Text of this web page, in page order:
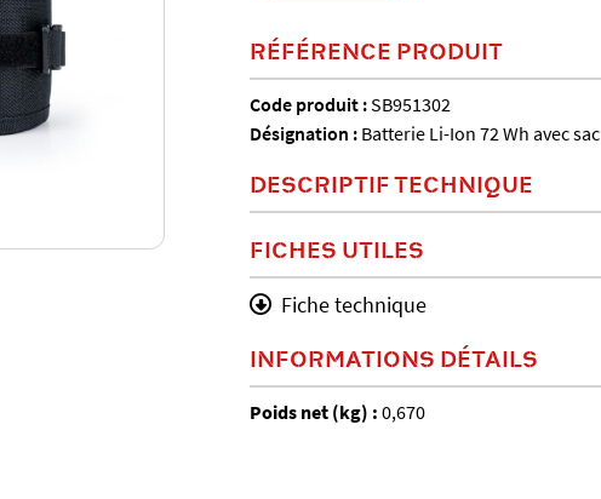
RÉFÉRENCE PRODUIT
Code produit :SB951302
Désignation : Batterie Li-Ion 72 Wh avec sac
DESCRIPTIF TECHNIQUE
FICHES UTILES
Fiche technique
INFORMATIONS DÉTAILS
Poids net (kg) : 0,670